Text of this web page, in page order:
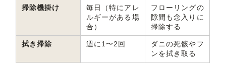
掃除機掛け
毎日（特にアレ
ルギーがある場
合）
フローリングの
隙間も念入りに
掃除する
拭き掃除 週に1〜2回
ダニの死骸やフ
ンを拭き取る